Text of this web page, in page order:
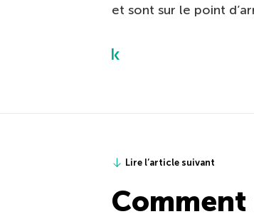
et sont sur le point
Lire l’article suivant
Comment